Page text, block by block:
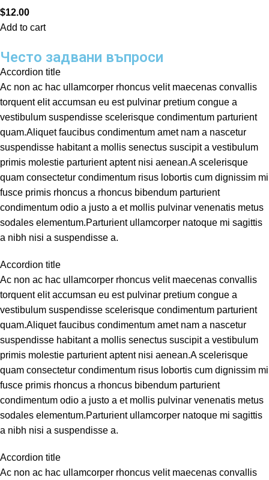
$12.00
Add to cart
Често задвани въпроси
Accordion title
Ac non ac hac ullamcorper rhoncus velit maecenas convallis
torquent elit accumsan eu est pulvinar pretium congue a
vestibulum suspendisse scelerisque condimentum parturient
quam.Aliquet faucibus condimentum amet nam a nascetur
suspendisse habitant a mollis senectus suscipit a vestibulum
primis molestie parturient aptent nisi aenean.A scelerisque
quam consectetur condimentum risus lobortis cum dignissim mi
fusce primis rhoncus a rhoncus bibendum parturient
condimentum odio a justo a et mollis pulvinar venenatis metus
sodales elementum.Parturient ullamcorper natoque mi sagittis
a nibh nisi a suspendisse a.
Accordion title
Ac non ac hac ullamcorper rhoncus velit maecenas convallis
torquent elit accumsan eu est pulvinar pretium congue a
vestibulum suspendisse scelerisque condimentum parturient
quam.Aliquet faucibus condimentum amet nam a nascetur
suspendisse habitant a mollis senectus suscipit a vestibulum
primis molestie parturient aptent nisi aenean.A scelerisque
quam consectetur condimentum risus lobortis cum dignissim mi
fusce primis rhoncus a rhoncus bibendum parturient
condimentum odio a justo a et mollis pulvinar venenatis metus
sodales elementum.Parturient ullamcorper natoque mi sagittis
a nibh nisi a suspendisse a.
Accordion title
Ac non ac hac ullamcorper rhoncus velit maecenas convallis